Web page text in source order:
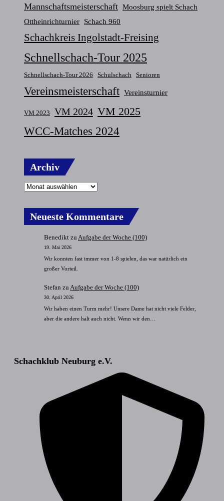
Mannschaftsmeisterschaft Moosburg spielt Schach
Ottheinrichturnier Schach 960
Schachkreis Ingolstadt-Freising
Schnellschach-Tour 2025
Schnellschach-Tour 2026 Schulschach Senioren
Vereinsmeisterschaft Vereinsturnier
VM 2023 VM 2024 VM 2025
WCC-Matches 2024
Archiv
Neueste Kommentare
Benedikt zu Aufgabe der Woche (100)
19. Mai 2026
Wir konnten fast immer von 1-8 spielen, das war natürlich ein
großer Vorteil.
Stefan zu Aufgabe der Woche (100)
30. April 2026
Wir haben einen Turm mehr! Unsere Dame hat nicht viele Felder,
aber die andere halt auch nicht. Wenn wir den…
Schachklub Neuburg e.V.